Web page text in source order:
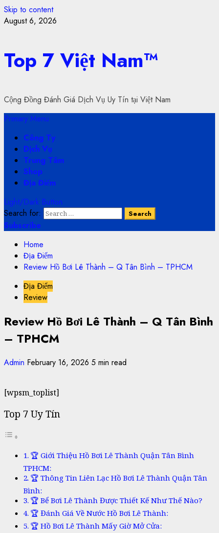
Skip to content
August 6, 2026
Top 7 Việt Nam™
Cộng Đồng Đánh Giá Dịch Vụ Uy Tín tại Việt Nam
Primary Menu
Công Ty
Dịch Vụ
Trung Tâm
Shop
Địa Điểm
Light/Dark Button
Search for:
Subscribe
Home
Địa Điểm
Review Hồ Bơi Lê Thành – Q Tân Bình – TPHCM
Địa Điểm
Review
Review Hồ Bơi Lê Thành – Q Tân Bình
– TPHCM
Admin February 16, 2026 5 min read
[wpsm_toplist]
Top 7 Uy Tín
🏆 Giới Thiệu Hồ Bơi Lê Thành Quận Tân Bình
TPHCM:
🏆 Thông Tin Liên Lạc Hồ Bơi Lê Thành Quận Tân
Bình:
🏆 Bể Bơi Lê Thành Được Thiết Kế Như Thế Nào?
🏆 Đánh Giá Về Nước Hồ Bơi Lê Thành:
🏆 Hồ Bơi Lê Thành Mấy Giờ Mở Cửa: